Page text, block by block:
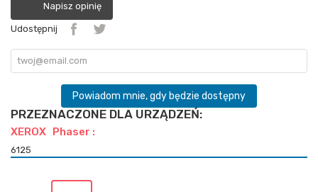
Napisz opinię
Udostępnij
Powiadom mnie, gdy będzie dostępny
PRZEZNACZONE DLA URZĄDZEŃ:
XEROX Phaser :
6125